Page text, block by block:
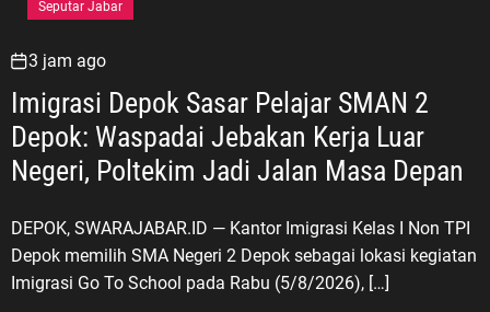
Seputar Jabar
3 jam ago
Imigrasi Depok Sasar Pelajar SMAN 2
Depok: Waspadai Jebakan Kerja Luar
DEPOK, SWARAJABAR.ID — Kantor Imigrasi Kelas I Non TPI
Depok memilih SMA Negeri 2 Depok sebagai lokasi kegiatan
Imigrasi Go To School pada Rabu (5/8/2026), […]